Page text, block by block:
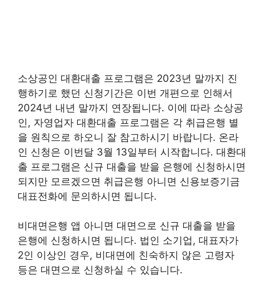
소상공인 대환대출 프로그램은 2023년 말까지 진
행하기로 했던 신청기간은 이번 개편으로 인해서
2024년 내년 말까지 연장됩니다. 이에 따라 소상공
인, 자영업자 대환대출 프로그램은 각 취급은행 별
을 원칙으로 하오니 잘 참고하시기 바랍니다. 온라
인 신청은 이번달 3월 13일부터 시작합니다. 대환대
출 프로그램은 신규 대출을 받을 은행에 신청하시면
되지만 모르겠으면 취급은행 아니면 신용보증기금
대표전화에 문의하시면 됩니다.
비대면은행 앱 아니면 대면으로 신규 대출을 받을
은행에 신청하시면 됩니다. 법인 소기업, 대표자가
2인 이상인 경우, 비대면에 친숙하지 않은 고령자
등은 대면으로 신청하실 수 있습니다.